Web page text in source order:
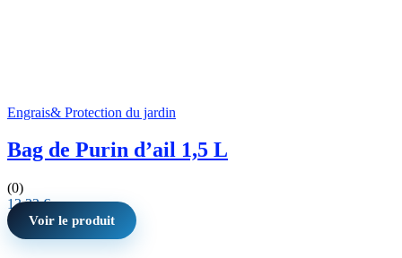
Engrais& Protection du jardin
Bag de Purin d’ail 1,5 L
(0)
13,33€
Voir le produit